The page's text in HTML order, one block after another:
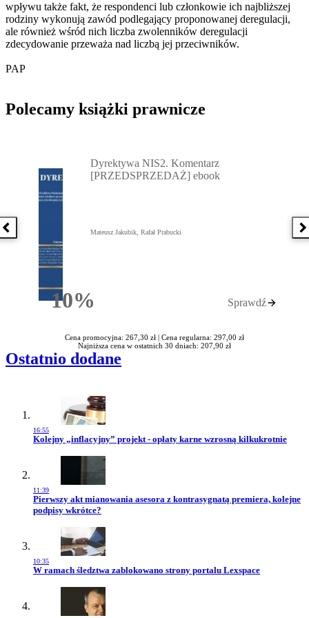
wpływu także fakt, że respondenci lub członkowie ich najbliższej
rodziny wykonują zawód podlegający proponowanej deregulacji,
ale również wśród nich liczba zwolenników deregulacji
zdecydowanie przeważa nad liczbą jej przeciwników.
PAP
Polecamy książki prawnicze
Poprzednia książka
10%Rabatu
Dyrektywa NIS2. Komentarz
[PRZEDSPRZEDAŻ] ebook
Mateusz Jakubik, Rafał Prabucki
Sprawdź
Cena promocyjna: 267,30 zł | Cena regularna: 297,00 zł
Najniższa cena w ostatnich 30 dniach: 207,90 zł
Ostatnio dodane
16:55
Przejdź do artykułu:
Kolejny „inflacyjny” projekt - opłaty karne wzrosną kilkukrotnie
11:39
Przejdź do artykułu:
Pierwszy akt mianowania asesora z kontrasygnatą premiera, kolejne
podpisy wkrótce?
10:35
Przejdź do artykułu:
W ramach śledztwa zablokowano strony portalu Lexspace